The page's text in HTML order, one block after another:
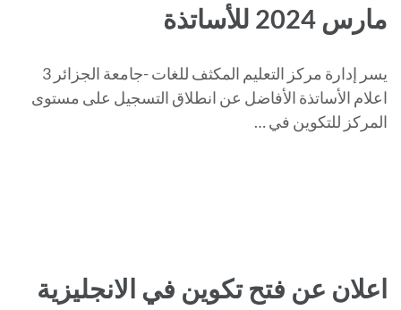
مارس 2024 للأساتذة
يسر إدارة مركز التعليم المكثف للغات -جامعة الجزائر 3
اعلام الأساتذة الأفاضل عن انطلاق التسجيل على مستوى
المركز للتكوين في …
اعلان عن فتح تكوين في الانجليزية